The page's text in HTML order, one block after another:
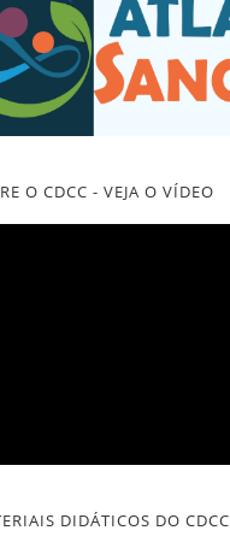
O CDCC - VEJA O VÍDEO
DIDÁTICOS DO CDCC